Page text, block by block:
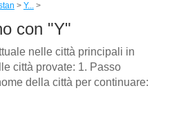
> Y...>
con "Y"
nelle città principali in
città provate: 1. Passo
della città per continuare: